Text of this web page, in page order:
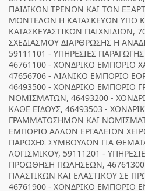
ΠΑΙΔΙΚΩΝ ΤΡΕΝΩΝ ΚΑΙ ΤΩΝ
ΜΟΝΤΕΛΩΝ Η ΚΑΤΑΣΚΕΥΩΝ ΥΠΟ
ΚΑΤΑΣΚΕΥΑΣΤΙΚΩΝ ΠΑΙΧΝΙΔΙΩΝ,
ΣΧΕΔΙΑΣΜΟΥ ΔΙΑΡΘΡΩΣΗΣ Η
59111101 - ΥΠΗΡΕΣΙΕΣ
46761100 - ΧΟΝΔΡΙΚΟ ΕΜΠΟΡΙΟ
47656706 - ΛΙΑΝΙΚΟ ΕΜΠΟΡΙΟ
46493500 - ΧΟΝΔΡΙΚΟ ΕΜΠΟΡΙΟ
ΝΟΜΙΣΜΑΤΩΝ, 46493200 -
ΚΑΘΕ ΕΙΔΟΥΣ, 46493503 -
ΓΡΑΜΜΑΤΟΣΗΜΩΝ ΚΑΙ
ΕΜΠΟΡΙΟ ΑΛΛΩΝ ΕΡΓΑΛΕΙΩΝ
ΠΑΡΟΧΗΣ ΣΥΜΒΟΥΛΩΝ ΓΙΑ
ΛΟΓΙΣΜΙΚΟΥ, 59111201 -
ΠΡΟΩΘΗΣΗ ΠΩΛΗΣΕΩΝ,
ΠΛΑΣΤΙΚΩΝ ΚΑΙ ΕΛΑΣΤΙΚΟΥ ΣΕ
46761900 - ΧΟΝΔΡΙΚΟ ΕΜΠΟΡΙΟ